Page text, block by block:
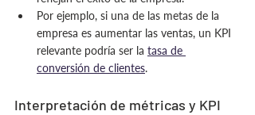
Por ejemplo, si una de las metas de la
empresa es aumentar las ventas, un KPI
relevante podría ser la tasa de
conversión de clientes.
Interpretación de métricas y KPI